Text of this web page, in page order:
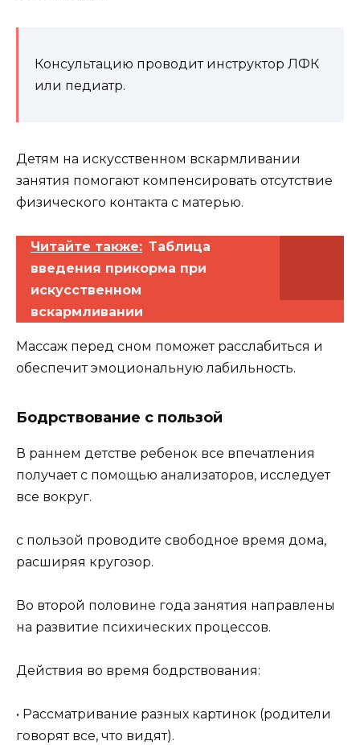
Консультацию проводит инструктор ЛФК
или педиатр.
Детям на искусственном вскармливании
занятия помогают компенсировать отсутствие
физического контакта с матерью.
Читайте также: Таблица
введения прикорма при
искусственном
вскармливании
Массаж перед сном поможет расслабиться и
обеспечит эмоциональную лабильность.
Бодрствование с пользой
В раннем детстве ребенок все впечатления
получает с помощью анализаторов, исследует
все вокруг.
с пользой проводите свободное время дома,
расширяя кругозор.
Во второй половине года занятия направлены
на развитие психических процессов.
Действия во время бодрствования:
• Рассматривание разных картинок (родители
говорят все, что видят).